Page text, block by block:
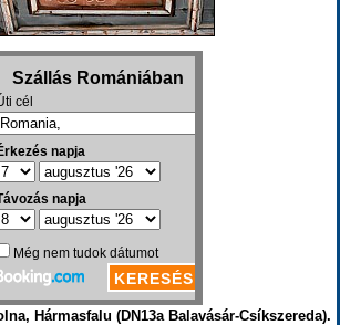
Hármasfalu (DN13a Balavásár-Csíkszereda).